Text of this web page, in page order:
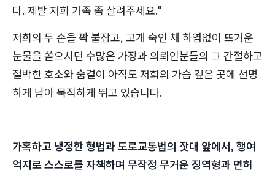
다. 제발 저희 가족 좀 살려주세요."
저희의 두 손을 꽉 붙잡고, 고개 숙인 채 하염없이 뜨거운
눈물을 쏟으시던 수많은 가장과 의뢰인분들의 그 간절하고
절박한 호소와 숨결이 아직도 저희의 가슴 깊은 곳에 선명
하게 남아 묵직하게 뛰고 있습니다.
가혹하고 냉정한 형법과 도로교통법의 잣대 앞에서, 행여
억지로 스스로를 자책하며 무작정 무거운 징역형과 면허